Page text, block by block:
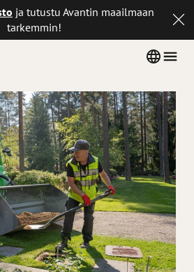
ja tutustu Avantin maailmaan
tarkemmin!
Country